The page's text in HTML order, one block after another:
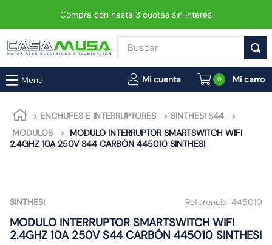
Compra con hasta 3 cuotas sin interés
Buscar
0
ENCHUFES E INTERRUPTORES
SINTHESI S44
MODULOS
MODULO INTERRUPTOR SMARTSWITCH WIFI
2.4GHZ 10A 250V S44 CARBÓN 445010 SINTHESI
SINTHESI Referencia: 445010
MODULO INTERRUPTOR SMARTSWITCH WIFI
2.4GHZ 10A 250V S44 CARBÓN 445010 SINTHESI
TÉRMINOS MÁS BUSCADOS
1.
enchufe
2.
interruptor
3.
luminaria vial led neo
7.
matixgo
8.
ampolleta